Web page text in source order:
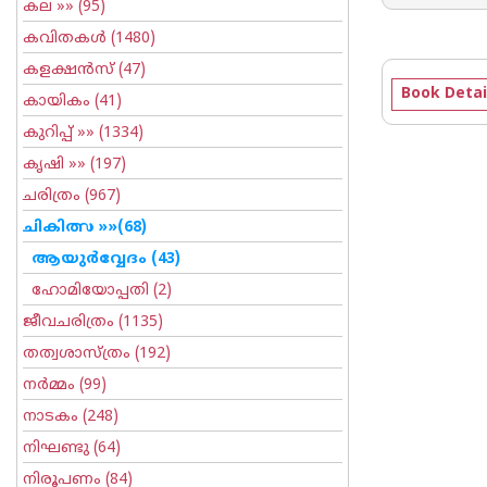
കല »» (95)
കവിതകള്‍ (1480)
കളക്ഷന്‍സ്(47)
കായികം (41)
കുറിപ്പ്‌ »» (1334)
കൃഷി »» (197)
ചരിത്രം (967)
ചികിത്സ »»(68)
ആയുര്‍വ്വേദം (43)
ഹോമിയോപ്പതി (2)
ജീവചരിത്രം (1135)
തത്വശാസ്ത്രം (192)
നര്‍മ്മം (99)
നാടകം (248)
നിഘണ്ടു (64)
നിരൂപണം (84)
Book